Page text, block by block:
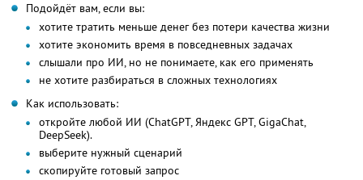
Подойдёт вам, если вы:
хотите тратить меньше денег без потери качества жизни
хотите экономить время в повседневных задачах
слышали про ИИ, но не понимаете, как его применять
не хотите разбираться в сложных технологиях
Как использовать:
откройте любой ИИ (ChatGPT, Яндекс GPT, GigaChat,
DeepSeek).
выберите нужный сценарий
скопируйте готовый запрос